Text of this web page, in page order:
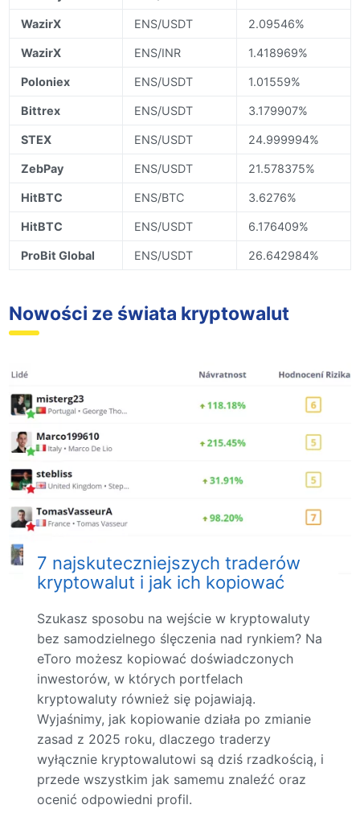
WazirX ENS/USDT 2.09546%
WazirX ENS/INR 1.418969%
Poloniex ENS/USDT 1.01559%
Bittrex ENS/USDT 3.179907%
STEX ENS/USDT 24.999994%
ZebPay ENS/USDT 21.578375%
HitBTC ENS/BTC 3.6276%
HitBTC ENS/USDT 6.176409%
ProBit Global ENS/USDT 26.642984%
Nowości ze świata kryptowalut
7 najskuteczniejszych traderów
kryptowalut i jak ich kopiować
Szukasz sposobu na wejście w kryptowaluty
bez samodzielnego ślęczenia nad rynkiem? Na
eToro możesz kopiować doświadczonych
inwestorów, w których portfelach
kryptowaluty również się pojawiają.
Wyjaśnimy, jak kopiowanie działa po zmianie
zasad z 2025 roku, dlaczego traderzy
wyłącznie kryptowalutowi są dziś rzadkością, i
przede wszystkim jak samemu znaleźć oraz
ocenić odpowiedni profil.